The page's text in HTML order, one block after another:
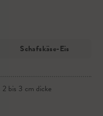
Schafskäse-Eis
bis 3 cm dicke
das geschlagene